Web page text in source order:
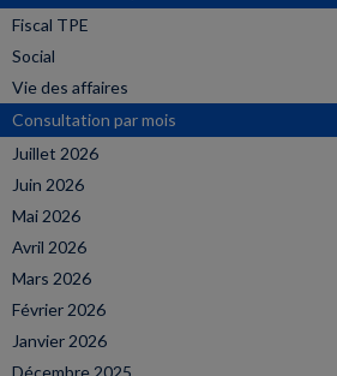
Fiscal TPE
Social
Vie des affaires
Consultation par mois
Juillet 2026
Juin 2026
Mai 2026
Avril 2026
Mars 2026
Février 2026
Janvier 2026
Décembre 2025